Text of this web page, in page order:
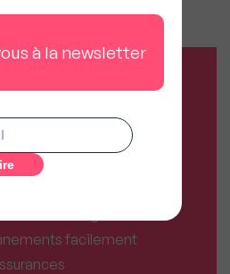
à la vente, pas à la
bien ?
?
mobile
déménagement
facilement
à la newsletter